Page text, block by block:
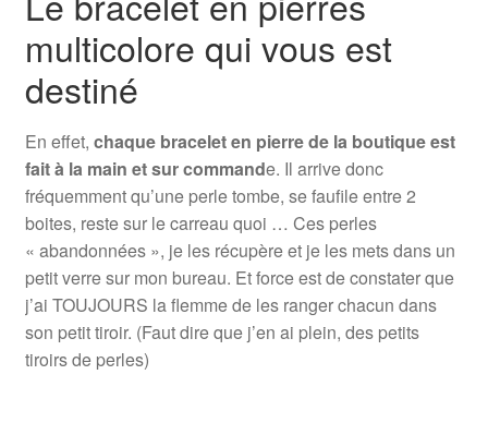
multicolore qui vous est
destiné
En effet, chaque bracelet en pierre de la boutique est
fait à la main et sur commande. Il arrive donc
fréquemment qu’une perle tombe, se faufile entre 2
boites, reste sur le carreau quoi … Ces perles
« abandonnées », je les récupère et je les mets dans un
petit verre sur mon bureau. Et force est de constater que
j’ai TOUJOURS la flemme de les ranger chacun dans
son petit tiroir. (Faut dire que j’en ai plein, des petits
tiroirs de perles)